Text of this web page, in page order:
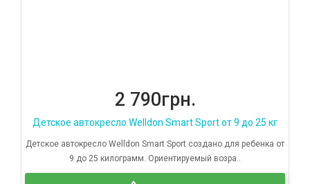
2 790грн.
Детское автокресло Welldon Smart Sport от 9 до 25 кг
Детское автокресло Welldon Smart Sport создано для ребенка от
9 до 25 килограмм. Ориентируемый возра..